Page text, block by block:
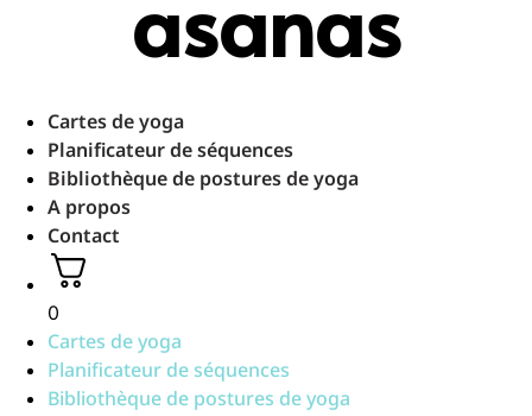
asanas
Cartes de yoga
Planificateur de séquences
Bibliothèque de postures de yoga
A propos
Contact
0
Cartes de yoga
Planificateur de séquences
Bibliothèque de postures de yoga